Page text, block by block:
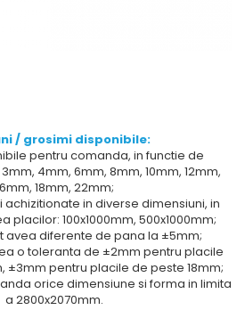
/ grosimi disponibile:
pentru comanda, in functie de
4mm, 6mm, 8mm, 10mm, 12mm,
18mm, 22mm;
achizitionate in diverse dimensiuni, in
placilor: 100x1000mm, 500x1000mm;
avea diferente de pana la ±5mm;
o toleranta de ±2mm pentru placile
±3mm pentru placile de peste 18mm;
orice dimensiune si forma in limita
a 2800x2070mm.